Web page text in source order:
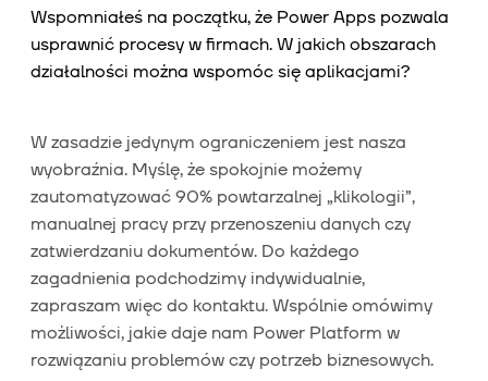
Wspomniałeś na początku, że Power Apps pozwala
usprawnić procesy w firmach. W jakich obszarach
działalności można wspomóc się aplikacjami?
W zasadzie jedynym ograniczeniem jest nasza
wyobraźnia. Myślę, że spokojnie możemy
zautomatyzować 90% powtarzalnej „klikologii”,
manualnej pracy przy przenoszeniu danych czy
zatwierdzaniu dokumentów. Do każdego
zagadnienia podchodzimy indywidualnie,
zapraszam więc do kontaktu. Wspólnie omówimy
możliwości, jakie daje nam Power Platform w
rozwiązaniu problemów czy potrzeb biznesowych.